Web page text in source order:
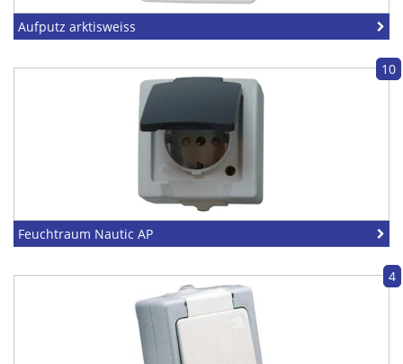
Aufputz arktisweiss
10
Feuchtraum Nautic AP
4